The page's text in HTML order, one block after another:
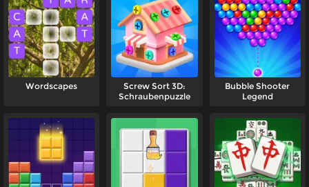
Wordscapes
Screw Sort 3D:
Schraubenpuzzle
Bubble Shooter
Legend